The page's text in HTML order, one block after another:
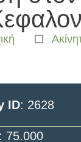
ID: 2628
: 75.000